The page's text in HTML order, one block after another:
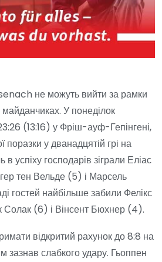
не можуть вийти за рамки
У понеділок
(13:16) у Фріш-ауф-Гепінгені,
у дванадцятій грі на
в успіху господарів зіграли Еліас
тен Вельде (5) і Марсель
гостей найбільше забили Фелікс
Солак (6) і Вінсент Бюхнер (4).
відкритий рахунок до 8:8 на
зазнав слабкого удару. Гьоппен